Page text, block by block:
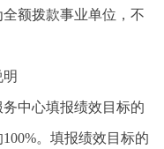
额拨款事业单位，不
中心填报绩效目标的
。填报绩效目标的